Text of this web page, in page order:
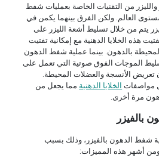
من التقنيات الخاصة بعمليات شفط
العالم. ولكن الفرق بينهما يكمن في
يتم من خلال تسليط أشعة الليزر على
هذه الخلايا الدهنية مع إمكانية تفتيت
بالدهون. بينما عملية شفط الدهون
الموجات الفوق صوتية التي تعمل على
تعريض الأنسجة والعضلات المحيطة.
مواصفات الخلايا الدهنية مما يجعل من
مرة أخرى.
بالفيزر
شفط الدهون بالفيزر، وذلك بسبب
ومن أشهر هذه المميزات: